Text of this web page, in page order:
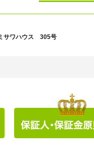
サワハウス 305号